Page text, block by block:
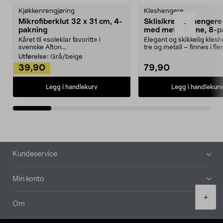
-
+
Kjøkkenrengjøring
Mikrofiberklut 32 x 31 cm, 4-
pakning
Kåret til «soleklar favoritt» i
svenske Afton...
Utførelse: Grå/beige
39,90
Legg i handlekurv
Kleshengere
Sklisikre
med metallpinne, 8-
Elegant og skikkelig
tre og metall – finnes i
79,90
Legg i handlekurv
Bunntekst
Kundeservice
Min konto
Om